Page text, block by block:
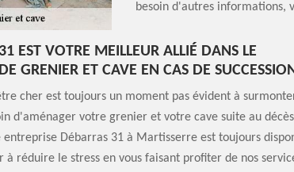
besoin d'autres informations,
EST VOTRE MEILLEUR ALLIÉ DANS LE
GRENIER ET CAVE EN CAS DE
cher est toujours un moment pas évident à
d'aménager votre grenier et votre cave suite au décès
entreprise Débarras 31 à Martisserre est toujours
à réduire le stress en vous faisant profiter de nos